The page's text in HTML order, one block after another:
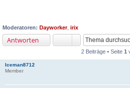
Moderatoren: Dayworker, irix
Antworten
2 Beiträge • Seite 1
Iceman8712
Member